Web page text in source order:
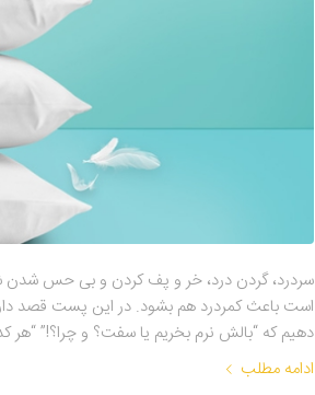
سردرد، گردن درد، خر و پف کردن و بی حس شدن
است باعث کمردرد هم بشود. در این پست قصد
دهیم که “بالش نرم بخریم یا سفت؟ و چرا؟!” “هر
ادامه مطلب